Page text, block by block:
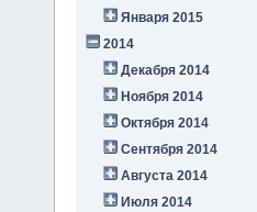
Января 2015
2014
Декабря 2014
Ноября 2014
Октября 2014
Сентября 2014
Августа 2014
Июля 2014